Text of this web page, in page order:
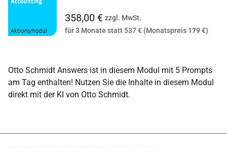
Otto Schmidt Answers ist in diesem Modul mit 5 Prompts
am Tag enthalten! Nutzen Sie die Inhalte in diesem Modul
direkt mit der KI von Otto Schmidt.
358,00 € zzgl. MwSt.
für 3 Monate statt 537 € (Monatspreis 179 €)